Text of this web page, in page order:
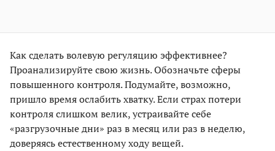
Как сделать волевую регуляцию эффективнее?
Проанализируйте свою жизнь. Обозначьте сферы
повышенного контроля. Подумайте, возможно,
пришло время ослабить хватку. Если страх потери
контроля слишком велик, устраивайте себе
«разгрузочные дни» раз в месяц или раз в неделю,
доверяясь естественному ходу вещей.